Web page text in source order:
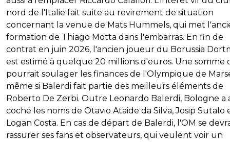
nord de l'Italie fait suite au revirement de situation
concernant la venue de Mats Hummels, qui met
formation de Thiago Motta dans l'embarras. En fin de
contrat en juin 2026, l'ancien joueur du Borussia
est estimé à quelque 20 millions d'euros. Une somme
pourrait soulager les finances de l'Olympique de
même si Balerdi fait partie des meilleurs éléments de
Roberto De Zerbi. Outre Leonardo Balerdi, Bologne a
coché les noms de Otavio Ataide da Silva, Josip Sutalo
Logan Costa. En cas de départ de Balerdi, l'OM se
rassurer ses fans et observateurs, qui veulent voir un